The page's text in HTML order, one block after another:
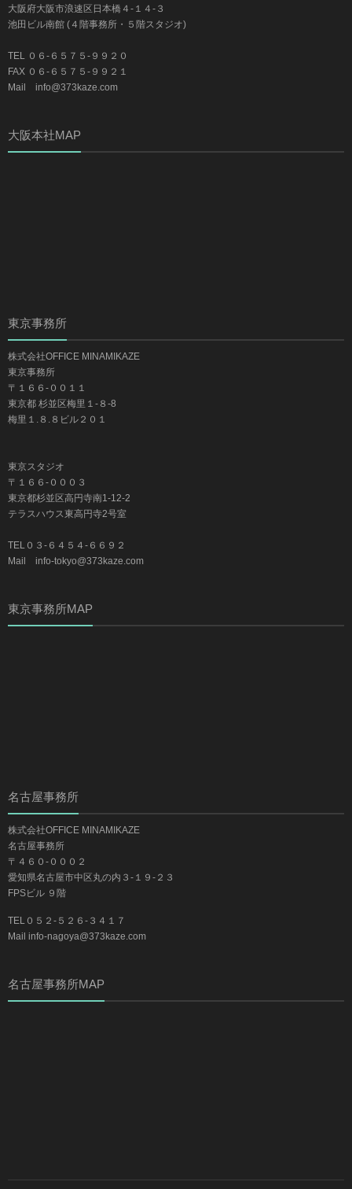
大阪府大阪市浪速区日本橋４-１４-３
池田ビル南館 (４階事務所・５階スタジオ)
TEL ０６-６５７５-９９２０
FAX ０６-６５７５-９９２１
Mail info@373kaze.com
大阪本社MAP
東京事務所
株式会社OFFICE MINAMIKAZE
東京事務所
〒１６６-００１１
東京都 杉並区梅里１-８-8
梅里１.８.８ビル２０１
東京スタジオ
〒１６６-０００３
東京都杉並区高円寺南1-12-2
テラスハウス東高円寺2号室
TEL０３-６４５４-６６９２
Mail info-tokyo@373kaze.com
東京事務所MAP
名古屋事務所
株式会社OFFICE MINAMIKAZE
名古屋事務所
〒４６０-０００２
愛知県名古屋市中区丸の内３-１９-２３
FPSビル ９階
TEL０５２-５２６-３４１７
Mail info-nagoya@373kaze.com
名古屋事務所MAP